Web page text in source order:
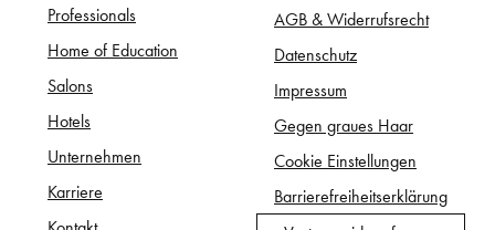
Professionals
Home of Education
Salons
Hotels
Unternehmen
Karriere
AGB & Widerrufsrecht
Datenschutz
Impressum
Gegen graues Haar
Cookie Einstellungen
Barrierefreiheitserklärung